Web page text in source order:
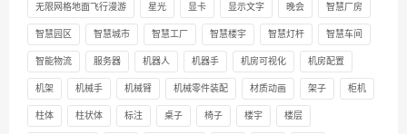
无限网格地面飞行漫游 星光 显卡 显示文字 晚会 智慧厂房
智慧园区 智慧城市 智慧工厂 智慧楼宇 智慧灯杆 智慧车间
智能物流 服务器 机器人 机器手 机房可视化 机房配置
机架 机械手 机械臂 机械零件装配 材质动画 架子 柜机
柱体 柱状体 标注 桌子 椅子 楼宇 楼层